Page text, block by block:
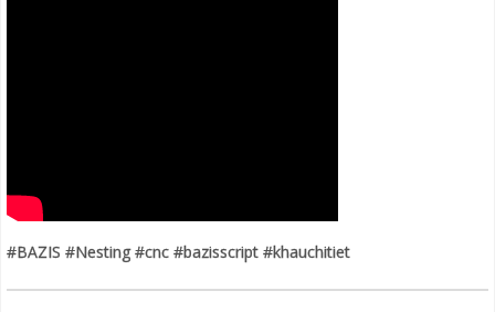
#BAZIS #Nesting #cnc #bazisscript #khauchitiet